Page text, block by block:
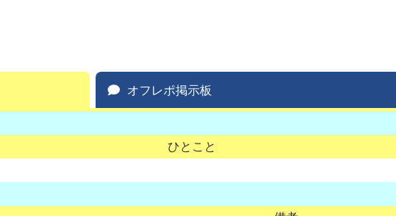
オフレポ掲示板
ひとこと